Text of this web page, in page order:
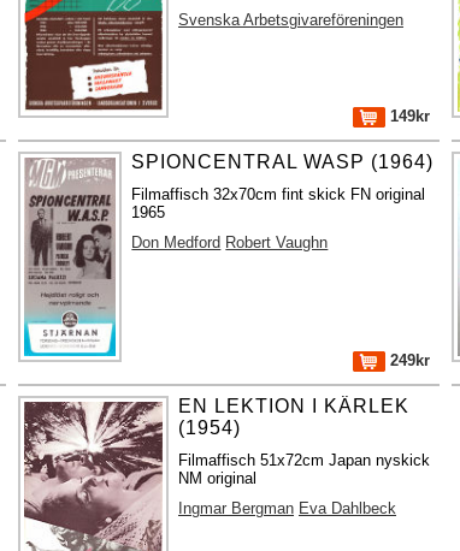
Svenska Arbetsgivareföreningen
149kr
SPIONCENTRAL WASP (1964)
Filmaffisch 32x70cm fint skick FN original
1965
Don Medford Robert Vaughn
249kr
EN LEKTION I KÄRLEK
(1954)
Filmaffisch 51x72cm Japan nyskick
NM original
Ingmar Bergman Eva Dahlbeck